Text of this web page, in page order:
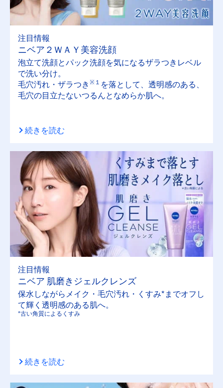
注目情報
ニベア２ＷＡＹ美容洗顔
泡立て洗顔とパック洗顔を気になるザラつきレベル
で洗い分け。
毛穴汚れ・ザラつき ※１ を落として、透明感のある、
毛穴の目立たないつるんとなめらか肌へ。
続きを読む
注目情報
ニベア 肌磨きジェルクレンズ
保水しながらメイク・毛穴汚れ・くすみ*までオフし
て輝く透明感のある肌へ。
*古い角質によるくすみ
続きを読む